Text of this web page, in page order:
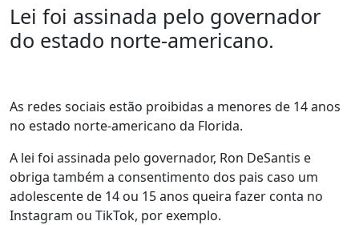
Lei foi assinada pelo governador
do estado norte-americano.
As redes sociais estão proibidas a menores de 14 anos
no estado norte-americano da Florida.
A lei foi assinada pelo governador, Ron DeSantis e
obriga também a consentimento dos pais caso um
adolescente de 14 ou 15 anos queira fazer conta no
Instagram ou TikTok, por exemplo.